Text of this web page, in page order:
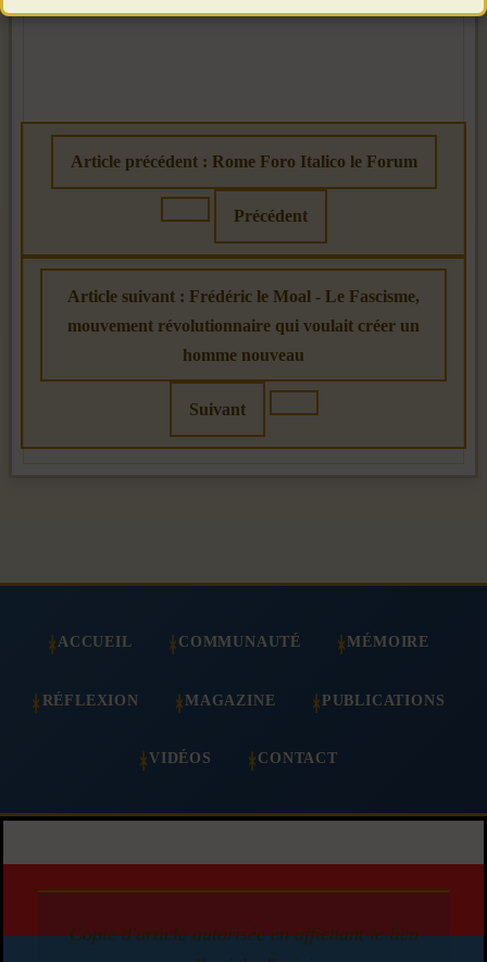
Article précédent : Rome Foro Italico le Forum
Précédent
Article suivant : Frédéric le Moal - Le Fascisme,
mouvement révolutionnaire qui voulait créer un
homme nouveau
Suivant
ACCUEIL COMMUNAUTÉ MÉMOIRE
RÉFLEXION MAGAZINE PUBLICATIONS
VIDÉOS CONTACT
Copie d'article autorisée en affichant le lien